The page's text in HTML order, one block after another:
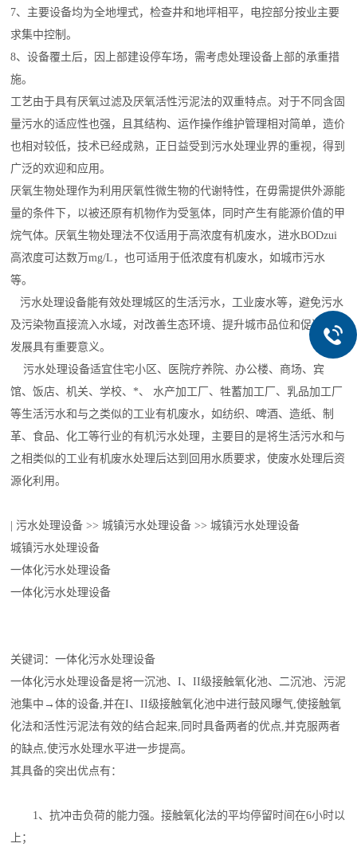
7、主要设备均为全地埋式，检查井和地坪相平，电控部分按业主要
求集中控制。
8、设备覆土后，因上部建设停车场，需考虑处理设备上部的承重措
施。
工艺由于具有厌氧过滤及厌氧活性污泥法的双重特点。对于不同含固
量污水的适应性也强，且其结构、运作操作维护管理相对简单，造价
也相对较低，技术已经成熟，正日益受到污水处理业界的重视，得到
广泛的欢迎和应用。
厌氧生物处理作为利用厌氧性微生物的代谢特性，在毋需提供外源能
量的条件下，以被还原有机物作为受氢体，同时产生有能源价值的甲
烷气体。厌氧生物处理法不仅适用于高浓度有机废水，进水BODzui
高浓度可达数万mg/L，也可适用于低浓度有机废水，如城市污水
等。
污水处理设备能有效处理城区的生活污水，工业废水等，避免污水
及污染物直接流入水域，对改善生态环境、提升城市品位和促进经济
发展具有重要意义。
污水处理设备适宜住宅小区、医院疗养院、办公楼、商场、宾
馆、饭店、机关、学校、*、 水产加工厂、牲蓄加工厂、乳品加工厂
等生活污水和与之类似的工业有机废水，如纺织、啤酒、造纸、制
革、食品、化工等行业的有机污水处理，主要目的是将生活污水和与
之相类似的工业有机废水处理后达到回用水质要求，使废水处理后资
源化利用。
| 污水处理设备 >> 城镇污水处理设备 >> 城镇污水处理设备
城镇污水处理设备
一体化污水处理设备
一体化污水处理设备
关键词：一体化污水处理设备
一体化污水处理设备是将一沉池、I、II级接触氧化池、二沉池、污泥
池集中→体的设备,并在I、II级接触氧化池中进行鼓风曝气,使接触氧
化法和活性污泥法有效的结合起来,同时具备两者的优点,并克服两者
的缺点,使污水处理水平进一步提高。
其具备的突出优点有：
1、抗冲击负荷的能力强。接触氧化法的平均停留时间在6小时以
上；